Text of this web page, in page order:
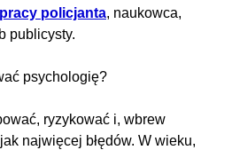
pracy policjanta, naukowca,
publicysty.
psychologię?
ryzykować i, wbrew
najwięcej błędów. W wieku,